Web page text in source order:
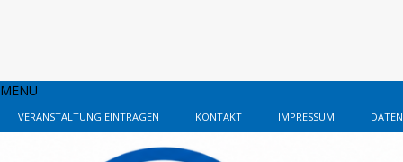
MENU
VERANSTALTUNG EINTRAGEN KONTAKT IMPRESSUM